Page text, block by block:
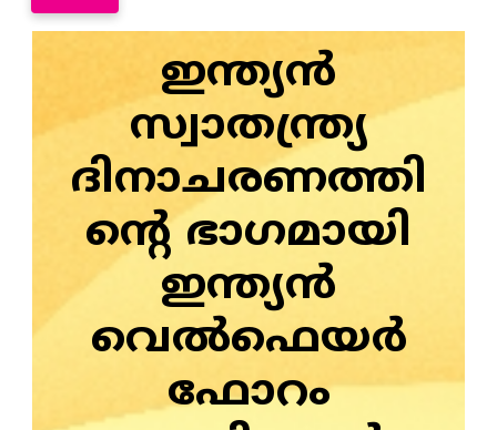
ഇന്ത്യന്‍
സ്വാതന്ത്ര്യ
ദിനാചരണത്തി
ന്റെ ഭാഗമായി
ഇന്ത്യന്‍
വെല്‍ഫെയര്‍
ഫോറം